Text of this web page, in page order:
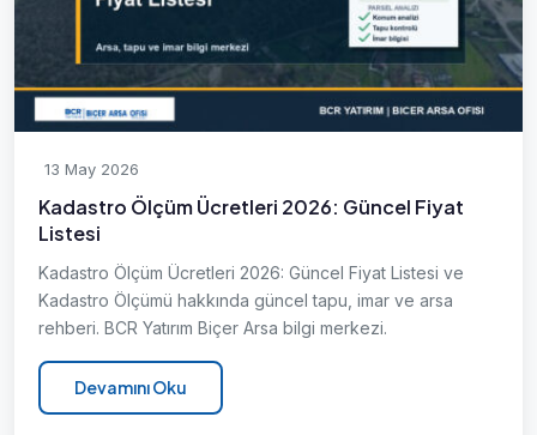
13 May 2026
Kadastro Ölçüm Ücretleri 2026: Güncel Fiyat
Listesi
Kadastro Ölçüm Ücretleri 2026: Güncel Fiyat Listesi ve
Kadastro Ölçümü hakkında güncel tapu, imar ve arsa
rehberi. BCR Yatırım Biçer Arsa bilgi merkezi.
Devamını Oku